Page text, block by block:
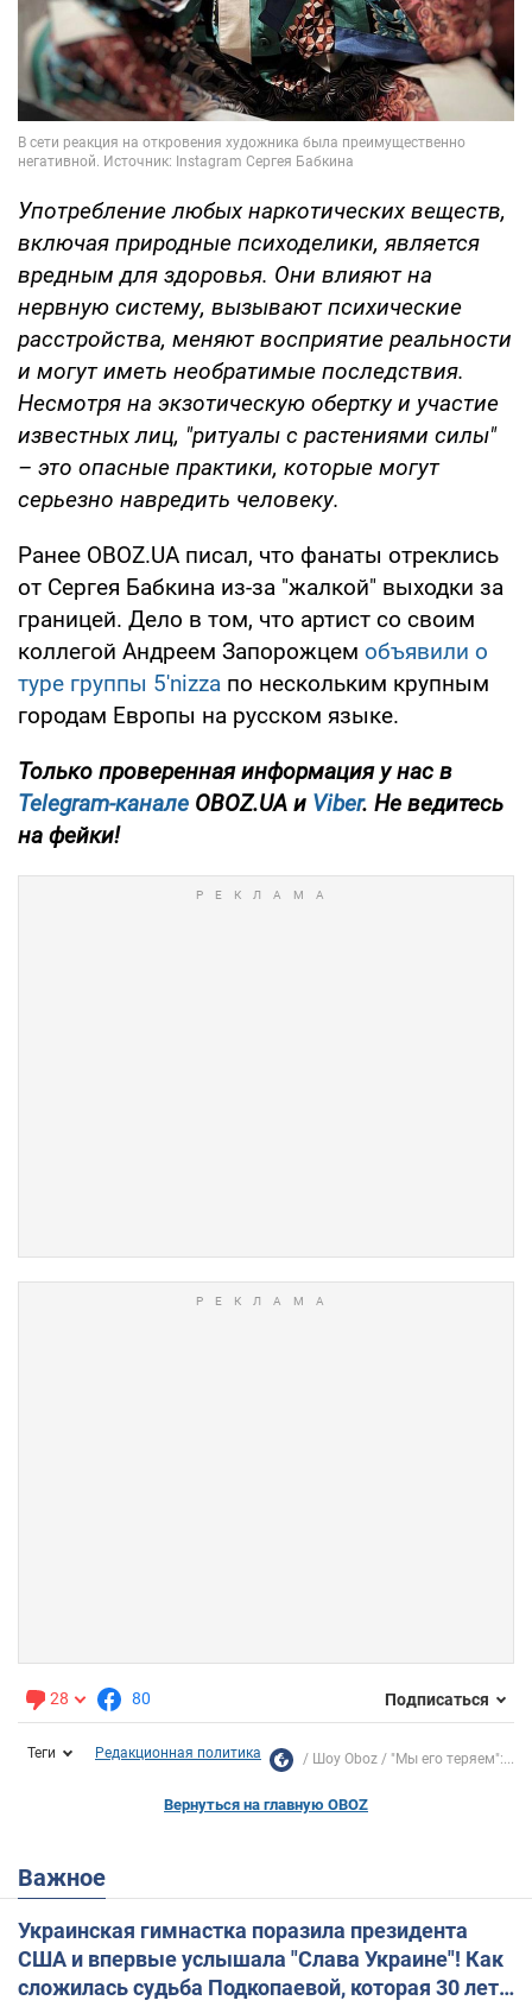
Употребление любых наркотических веществ,
включая природные психоделики, является
вредным для здоровья. Они влияют на
нервную систему, вызывают психические
расстройства, меняют восприятие реальности
и могут иметь необратимые последствия.
Несмотря на экзотическую обертку и участие
известных лиц, "ритуалы с растениями силы"
– это опасные практики, которые могут
серьезно навредить человеку.
Ранее OBOZ.UA писал, что фанаты отреклись
от Сергея Бабкина из-за "жалкой" выходки за
границей. Дело в том, что артист со своим
коллегой Андреем Запорожцем объявили о
туре группы 5'nizza по нескольким крупным
городам Европы на русском языке.
Только проверенная информация у нас в
Telegram-канале OBOZ.UA и Viber. Не ведитесь
на фейки!
28 80 Подписаться
Теги Редакционная политика Шоу Oboz "Мы его теряем":...
Вернуться на главную OBOZ
Важное
Украинская гимнастка поразила президента
США и впервые услышала "Слава Украине"! Как
сложилась судьба Подкопаевой, которая 30 лет